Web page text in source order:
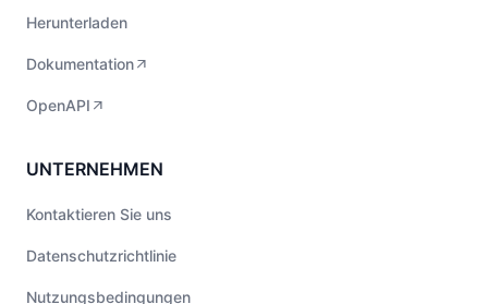
Herunterladen
Dokumentation
OpenAPI
UNTERNEHMEN
Kontaktieren Sie uns
Datenschutzrichtlinie
Nutzungsbedingungen